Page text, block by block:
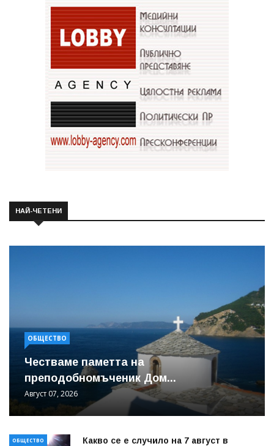
НАЙ-ЧЕТЕНИ
ОБЩЕСТВО
Честваме паметта на
преподобномъченик Дом...
Август 07, 2026
ОБЩЕСТВО
Какво се е случило на 7 август в